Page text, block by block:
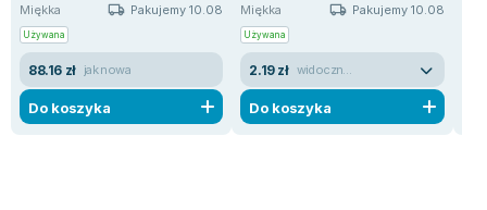
Miękka Pakujemy 10.08
Używana
88.16 zł jak nowa
Do koszyka
Miękka Pakujemy 10.08
Używana
2.19 zł widoczne ślady używania
Do koszyka